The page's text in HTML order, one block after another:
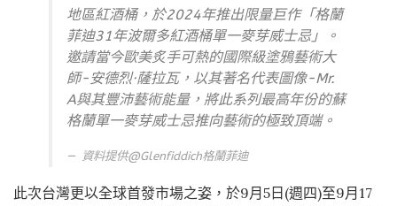
地區紅酒桶，於2024年推出限量巨作「格蘭
菲迪31年波爾多紅酒桶單一麥芽威士忌」。
邀請當今歐美炙手可熱的國際級塗鴉藝術大
師-安德烈·薩拉瓦，以其著名代表圖像-Mr.
A與其豐沛藝術能量，將此系列最高年份的蘇
格蘭單一麥芽威士忌推向藝術的極致頂端。
資料提供@Glenfiddich格蘭菲迪
此次台灣更以全球首發市場之姿，於9月5日(週四)至9月17